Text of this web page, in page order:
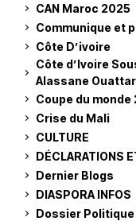
CAN Maroc 2025
Communique et
Côte D’ivoire
Côte d’Ivoire
Alassane
Coupe du monde
Crise du Mali
CULTURE
DÉCLARATIONS
Dernier Blogs
DIASPORA INFOS
Dossier Politique